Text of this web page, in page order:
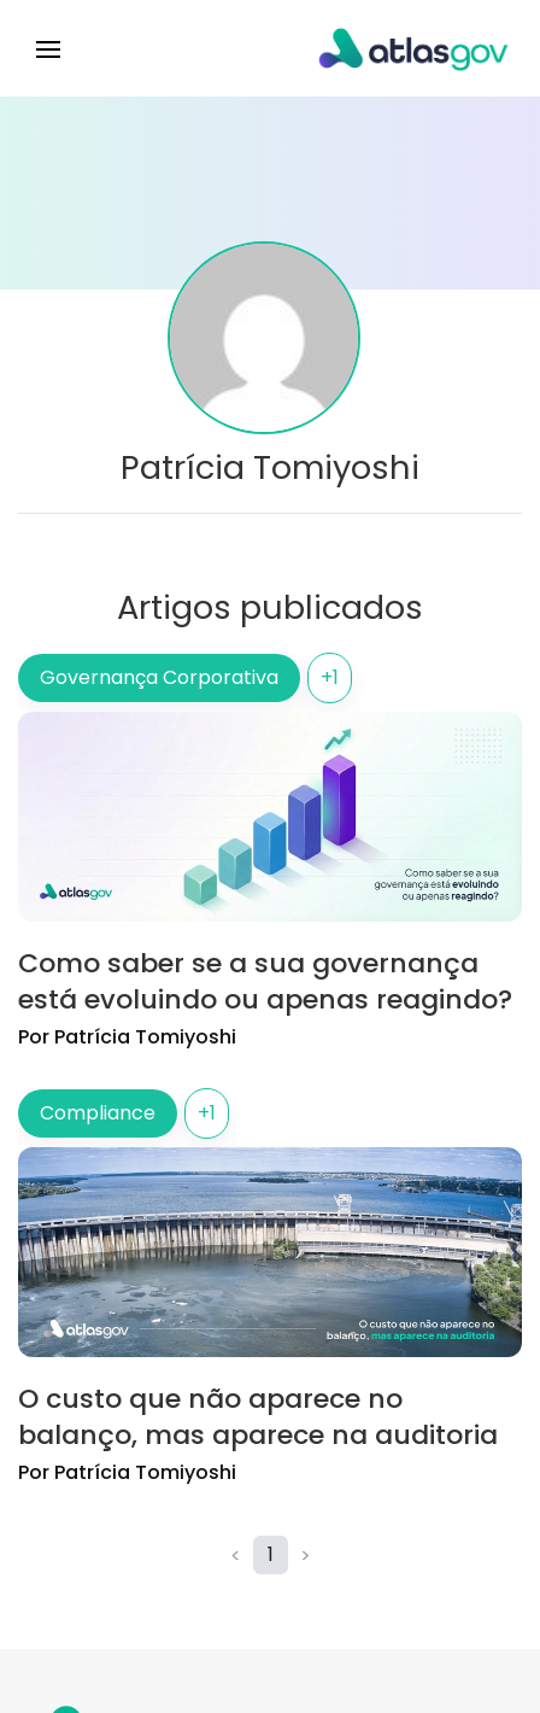
Patrícia Tomiyoshi
Artigos publicados
Governança Corporativa +1
Como saber se a sua governança
está evoluindo ou apenas reagindo?
Por Patrícia Tomiyoshi
Compliance +1
O custo que não aparece no
balanço, mas aparece na auditoria
Por Patrícia Tomiyoshi
< 1 >